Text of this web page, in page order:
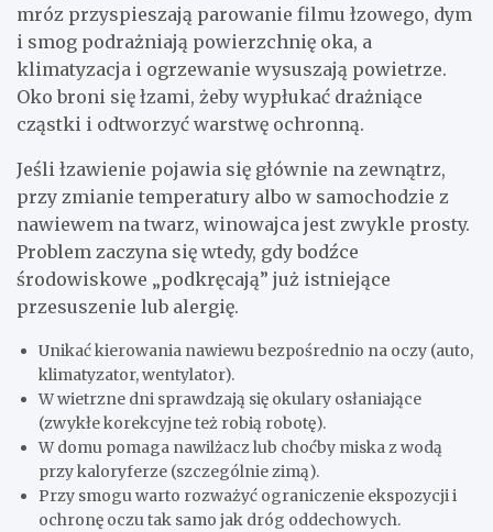
mróz przyspieszają parowanie filmu łzowego, dym
i smog podrażniają powierzchnię oka, a
klimatyzacja i ogrzewanie wysuszają powietrze.
Oko broni się łzami, żeby wypłukać drażniące
cząstki i odtworzyć warstwę ochronną.
Jeśli łzawienie pojawia się głównie na zewnątrz,
przy zmianie temperatury albo w samochodzie z
nawiewem na twarz, winowajca jest zwykle prosty.
Problem zaczyna się wtedy, gdy bodźce
środowiskowe „podkręcają” już istniejące
przesuszenie lub alergię.
Unikać kierowania nawiewu bezpośrednio na oczy (auto,
klimatyzator, wentylator).
W wietrzne dni sprawdzają się okulary osłaniające
(zwykłe korekcyjne też robią robotę).
W domu pomaga nawilżacz lub choćby miska z wodą
przy kaloryferze (szczególnie zimą).
Przy smogu warto rozważyć ograniczenie ekspozycji i
ochronę oczu tak samo jak dróg oddechowych.